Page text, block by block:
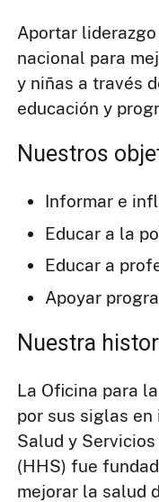
Aportar
nacional para
y niñas a través
educación y
Nuestros
Informar e
Educar a la
Educar a
Apoyar
Nuestra
La Oficina para
por sus siglas
Salud y Servicios
(HHS) fue
mejorar la salud